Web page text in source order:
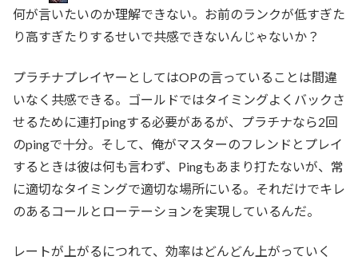
何が言いたいのか理解できない。お前のランクが低すぎた
り高すぎたりするせいで共感できないんじゃないか？
プラチナプレイヤーとしてはOPの言っていることは間違
いなく共感できる。ゴールドではタイミングよくバックさ
せるために連打pingする必要があるが、プラチナなら2回
のpingで十分。そして、俺がマスターのフレンドとプレイ
するときは彼は何も言わず、Pingもあまり打たないが、常
に適切なタイミングで適切な場所にいる。それだけでキレ
のあるコールとローテーションを実現しているんだ。
レートが上がるにつれて、効率はどんどん上がっていく